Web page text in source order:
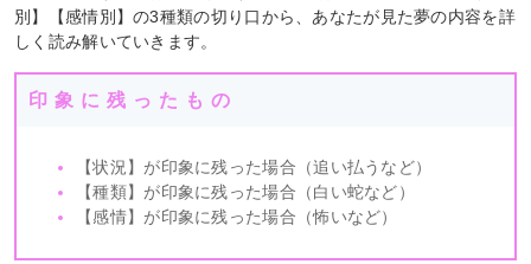
別】【感情別】の3種類の切り口から、あなたが見た夢の内容を詳
しく読み解いていきます。
印象に残ったもの
【状況】が印象に残った場合（追い払うなど）
【種類】が印象に残った場合（白い蛇など）
【感情】が印象に残った場合（怖いなど）